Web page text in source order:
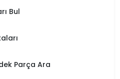
Bul
Parça Ara